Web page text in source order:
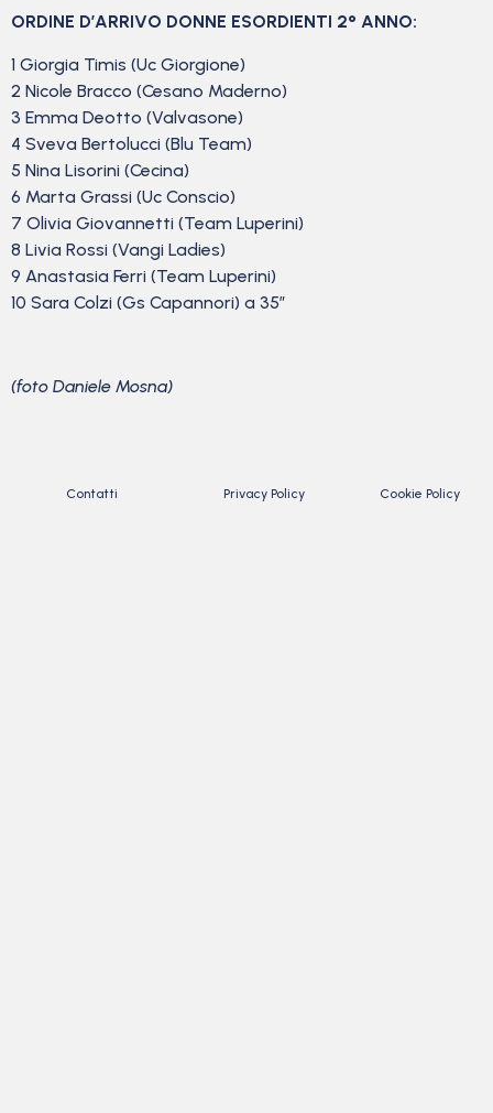
ORDINE D’ARRIVO DONNE ESORDIENTI 2° ANNO:
1 Giorgia Timis (Uc Giorgione)
2 Nicole Bracco (Cesano Maderno)
3 Emma Deotto (Valvasone)
4 Sveva Bertolucci (Blu Team)
5 Nina Lisorini (Cecina)
6 Marta Grassi (Uc Conscio)
7 Olivia Giovannetti (Team Luperini)
8 Livia Rossi (Vangi Ladies)
9 Anastasia Ferri (Team Luperini)
10 Sara Colzi (Gs Capannori) a 35″
(foto Daniele Mosna)
Contatti Privacy Policy Cookie Policy